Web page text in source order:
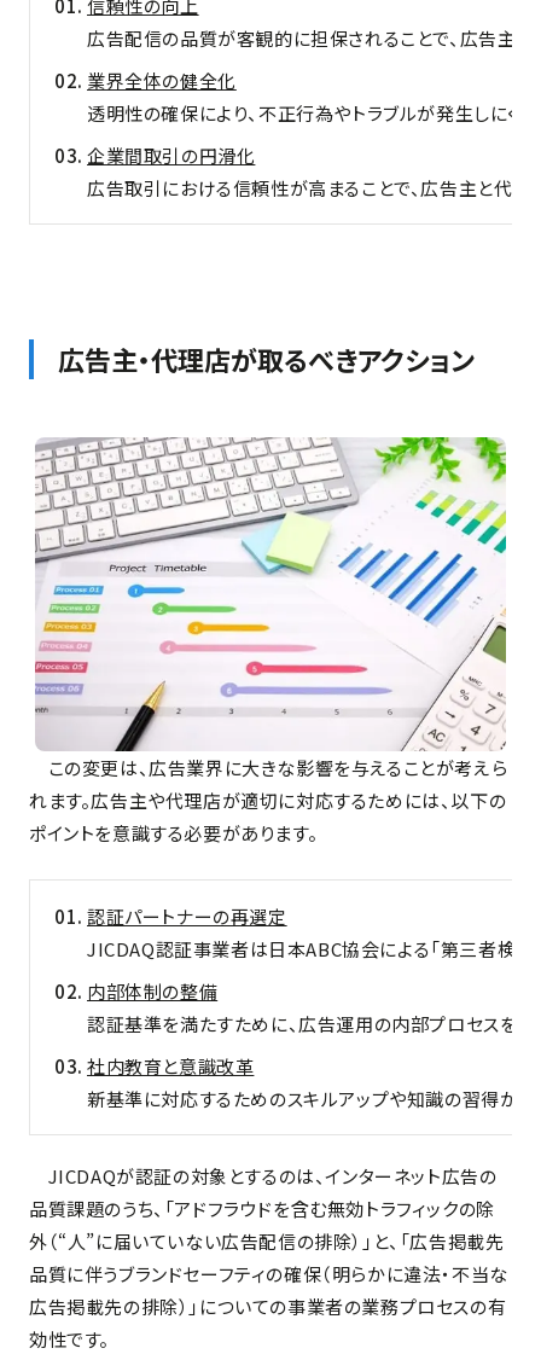
信頼性の向上
広告配信の品質が客観的に担保されることで、広告主や
業界全体の健全化
透明性の確保により、不正行為やトラブルが発生しにく
企業間取引の円滑化
広告取引における信頼性が高まることで、広告主と代
広告主・代理店が取るべきアクション
この変更は、広告業界に大きな影響を与えることが考えら
れます。広告主や代理店が適切に対応するためには、以下の
ポイントを意識する必要があります。
認証パートナーの再選定
JICDAQ認証事業者は日本ABC協会による「第三者検証
内部体制の整備
認証基準を満たすために、広告運用の内部プロセスを
社内教育と意識改革
新基準に対応するためのスキルアップや知識の習得が求
JICDAQが認証の対象とするのは、インターネット広告の
品質課題のうち、「アドフラウドを含む無効トラフィックの除
外（“人”に届いていない広告配信の排除）」と、「広告掲載先
品質に伴うブランドセーフティの確保（明らかに違法・不当な
広告掲載先の排除）」についての事業者の業務プロセスの有
効性です。